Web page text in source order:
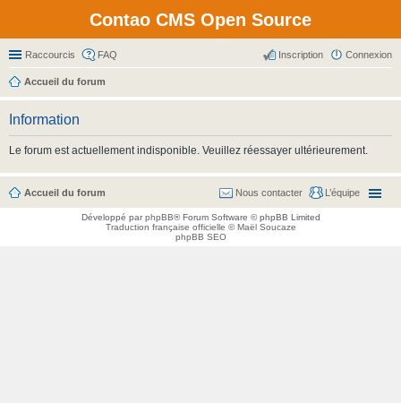
Contao CMS Open Source
Raccourcis FAQ Connexion
Inscription
Accueil du forum
Information
Le forum est actuellement indisponible. Veuillez réessayer ultérieurement.
Accueil du forum L’équipe
Nous contacter
Développé parphpBB® Forum Software © phpBB Limited
Traduction française officielle ©Maël Soucaze
phpBB SEO